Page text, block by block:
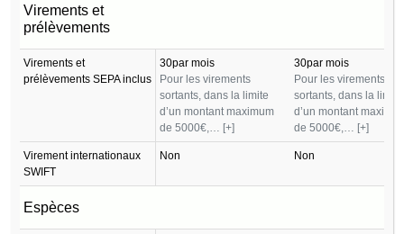
Virements et
prélèvements
Virements et
prélèvements SEPA inclus
30par mois
Pour les virements
sortants, dans la limite
d’un montant maximum
de 5000€,…
[+]
30par mois
Pour les virements
sortants, dans la limite
d’un montant
de 5000€,…
[+]
Virement internationaux
SWIFT
Non Non
Espèces